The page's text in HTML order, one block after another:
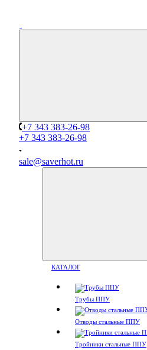
+7 343 383-26-98
+7 343 383-26-98
sale@saverhot.ru
КАТАЛОГ
Трубы ППУ
Отводы стальные ППУ
Тройники стальные ППУ